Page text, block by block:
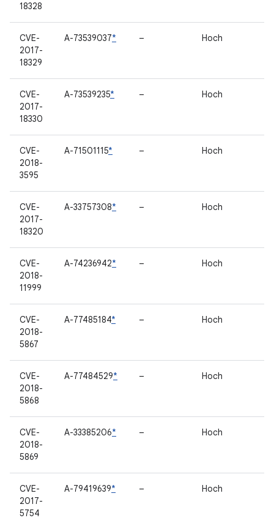
18328
CVE-
2017-
18329
A-73539037* – Hoch
CVE-
2017-
18330
A-73539235* – Hoch
CVE-
2018-
3595
A-71501115* – Hoch
CVE-
2017-
18320
A-33757308* – Hoch
CVE-
2018-
11999
A-74236942* – Hoch
CVE-
2018-
5867
A-77485184* – Hoch
CVE-
2018-
5868
A-77484529* – Hoch
CVE-
2018-
5869
A-33385206* – Hoch
CVE-
2017-
5754
A-79419639* – Hoch